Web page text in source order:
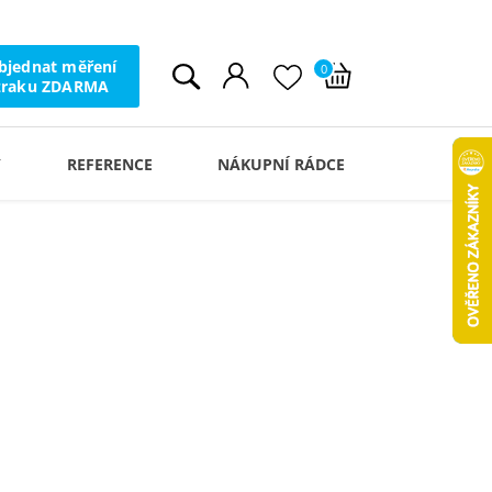
0
měření
ZDARMA
REFERENCE NÁKUPNÍ RÁDCE